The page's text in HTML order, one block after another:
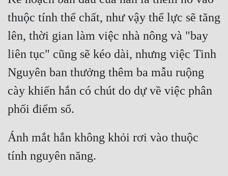
Sảng Văn
Sắc
Sủng
Thanh Xuân
Tiên Hiệp
Tiểu Thuyết
Trinh Thám
thuộc tính thể chất, như vậy thể lực sẽ tăng
lên, thời gian làm việc nhà nông và "bay
liên tục" cũng sẽ kéo dài, nhưng việc Tinh
Nguyên ban thưởng thêm ba mẫu ruộng
cày khiến hắn có chút do dự về việc phân
Ánh mắt hắn không khỏi rơi vào thuộc